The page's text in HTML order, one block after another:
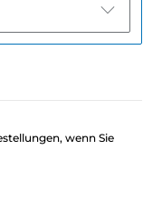
wenn Sie